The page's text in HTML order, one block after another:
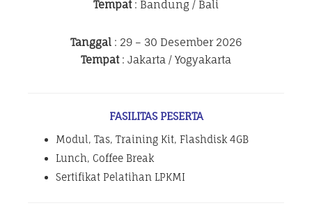
Tempat: Bandung / Bali
Tanggal : 29 – 30 Desember 2026
Tempat: Jakarta / Yogyakarta
FASILITAS PESERTA
Modul, Tas, Training Kit, Flashdisk 4GB
Lunch, Coffee Break
Sertifikat Pelatihan LPKMI